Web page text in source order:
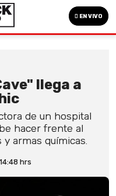
EN VIVO
llega a
de un hospital
hacer frente al
armas químicas.
hrs